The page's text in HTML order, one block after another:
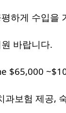
하게 수입을
바랍니다.
$65,000
보험 제공,